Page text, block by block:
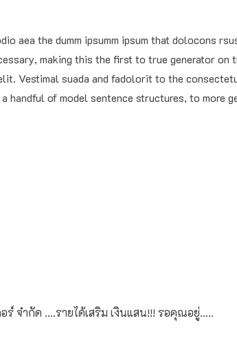
aea the dumm ipsumm ipsum that dolocons
making this the first to true generator on
Vestimal suada and fadolorit to the
of model sentence structures, to more
จำกัด ....รายได้เสริม เงินแสน!!! รอคุณอยู่.....